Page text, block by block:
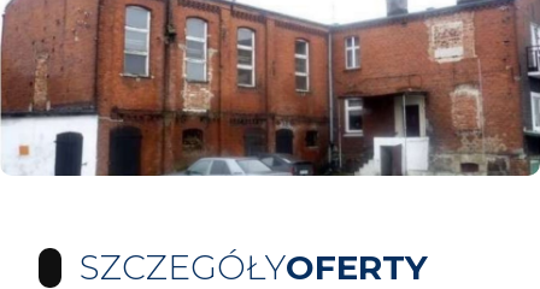
SZCZEGÓŁYOFERTY